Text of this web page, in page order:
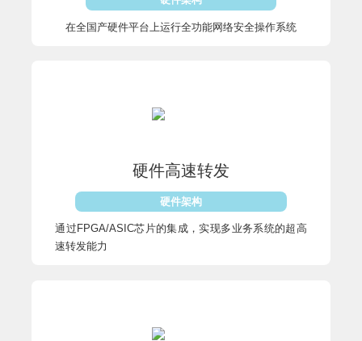
在全国产硬件平台上运行全功能网络安全操作系统
硬件高速转发
硬件架构
通过FPGA/ASIC芯片的集成，实现多业务系统的超高
速转发能力